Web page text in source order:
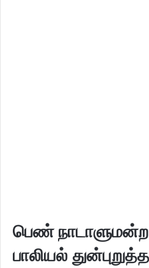
பெண் நாடாளுமன்ற
பாலியல்